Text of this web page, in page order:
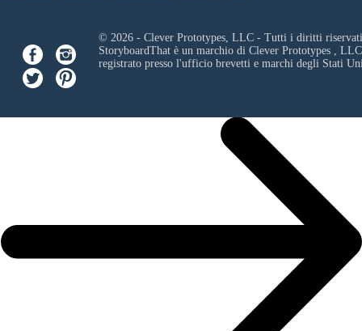
© 2026 - Clever Prototypes, LLC - Tutti i diritti
StoryboardThat è un marchio di Clever Prototypes , LLC
registrato presso l'ufficio brevetti e marchi degli Stati